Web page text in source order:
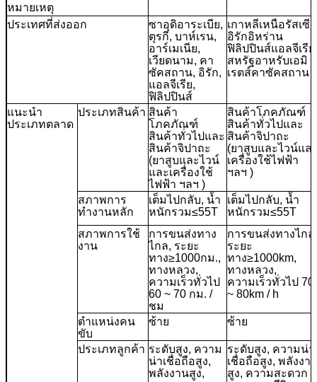
หมายเหตุ
ประเทศที่ส่งออก
ซาอุดิอาระเบีย,
ตุรกี, บาห์เรน,
อาร์เมเนีย,
เวียดนาม, คา
ซัคสถาน, อิรัก,
แอลจีเรีย,
ฟิลิปปินส์
เกาหลีเหนือรัสเซีย
อิรักอิหร่าน
ฟิลิปปินส์แอลจีเรีย
สหรัฐอาหรับเอมิ
เรตส์คาซัคสถาน
แนะนำ
ประเภทตลาด
ประเภทสินค้า สินค้า
โภคภัณฑ์
สินค้าทั่วไปและ
สินค้าจิปาถะ
(ยาสูบและไวน์
และเครื่องใช้
ไฟฟ้า ฯลฯ )
สินค้าโภคภัณฑ์
สินค้าทั่วไปและ
สินค้าจิปาถะ
(ยาสูบและไวน์แล
เครื่องใช้ไฟฟ้า
ฯลฯ )
สภาพการ
ทำงานหลัก
เต็มไปกลับ, น้ำ
หนักรวม≤55T
เต็มไปกลับ, น้ำ
หนักรวม≤55T
สภาพการใช้
งาน
การขนส่งทาง
ไกล, ระยะ
ทาง≥1000กม.,
ทางหลวง,
ความเร็วทั่วไป
60 ~ 70 กม. /
ชม
การขนส่งทางไกล
ระยะ
ทาง≥1000km,
ทางหลวง,
ความเร็วทั่วไป 70
~ 80km / h
ตำแหน่งคน
ขับ
ซ้าย ซ้าย
ประเภทลูกค้า ระดับสูง, ความ
น่าเชื่อถือสูง,
พลังงานสูง,
ระดับสูง, ความน่า
เชื่อถือสูง, พลังงา
สูง, ความสะดวก